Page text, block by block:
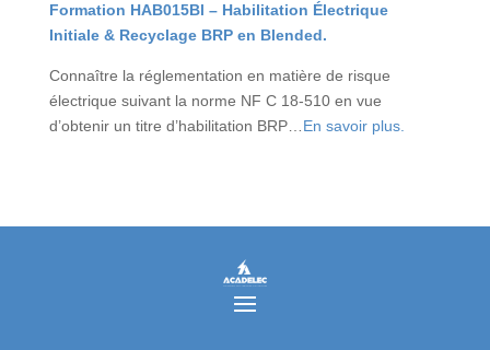
Formation HAB015Bl – Habilitation Électrique
Initiale & Recyclage BRP en Blended.
Connaître la réglementation en matière de risque
électrique suivant la norme NF C 18-510 en vue
d’obtenir un titre d’habilitation BRP…En savoir plus.